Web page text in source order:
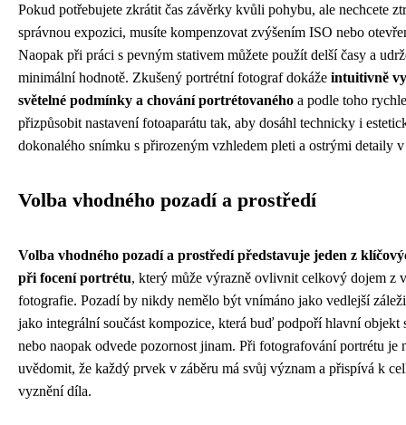
Pokud potřebujete zkrátit čas závěrky kvůli pohybu, ale nechcete
správnou expozici, musíte kompenzovat zvýšením ISO nebo
Naopak při práci s pevným stativem můžete použít delší časy a
minimální hodnotě. Zkušený portrétní fotograf dokáže intuitivně
světelné podmínky a chování portrétovaného a podle toho rychle
přizpůsobit nastavení fotoaparátu tak, aby dosáhl technicky i
dokonalého snímku s přirozeným vzhledem pleti a ostrými detaily
Volba vhodného pozadí a prostředí
Volba vhodného pozadí a prostředí představuje jeden z
při focení portrétu, který může výrazně ovlivnit celkový dojem z
fotografie. Pozadí by nikdy nemělo být vnímáno jako vedlejší
jako integrální součást kompozice, která buď podpoří hlavní objekt
nebo naopak odvede pozornost jinam. Při fotografování portrétu je
uvědomit, že každý prvek v záběru má svůj význam a přispívá k
vyznění díla.